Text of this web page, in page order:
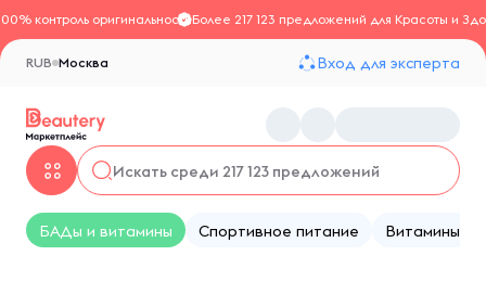
контроль оригинальностиБолее 217 123 предложений для Красоты и
Москва
RUB Вход для эксперта
БАДы и витамины Спортивное питание Витамины